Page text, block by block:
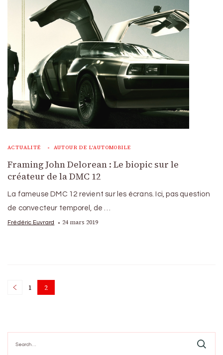
ACTUALITÉ AUTOUR DE L'AUTOMOBILE
Framing John Delorean : Le biopic sur le
créateur de la DMC 12
La fameuse DMC 12 revient sur les écrans. Ici, pas question
de convecteur temporel, de …
Frédéric Euvrard 24 mars 2019
Posts
Page
1 Page
2
for: